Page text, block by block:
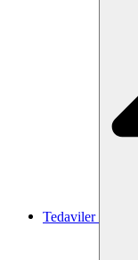
Tedaviler